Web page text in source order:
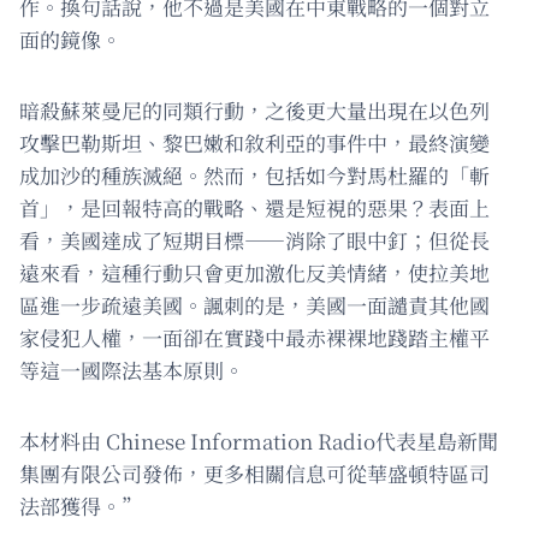
作。換句話說，他不過是美國在中東戰略的一個對立
面的鏡像。
暗殺蘇萊曼尼的同類行動，之後更大量出現在以色列
攻擊巴勒斯坦、黎巴嫩和敘利亞的事件中，最終演變
成加沙的種族滅絕。然而，包括如今對馬杜羅的「斬
首」，是回報特高的戰略、還是短視的惡果？表面上
看，美國達成了短期目標——消除了眼中釘；但從長
遠來看，這種行動只會更加激化反美情緒，使拉美地
區進一步疏遠美國。諷刺的是，美國一面譴責其他國
家侵犯人權，一面卻在實踐中最赤裸裸地踐踏主權平
等這一國際法基本原則。
本材料由 Chinese Information Radio代表星島新聞
集團有限公司發佈，更多相關信息可從華盛頓特區司
法部獲得。”